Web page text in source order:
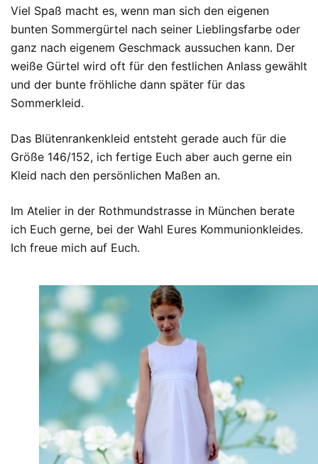
Viel Spaß macht es, wenn man sich den eigenen
bunten Sommergürtel nach seiner Lieblingsfarbe oder
ganz nach eigenem Geschmack aussuchen kann. Der
weiße Gürtel wird oft für den festlichen Anlass gewählt
und der bunte fröhliche dann später für das
Sommerkleid.
Das Blütenrankenkleid entsteht gerade auch für die
Größe 146/152, ich fertige Euch aber auch gerne ein
Kleid nach den persönlichen Maßen an.
Im Atelier in der Rothmundstrasse in München berate
ich Euch gerne, bei der Wahl Eures Kommunionkleides.
Ich freue mich auf Euch.